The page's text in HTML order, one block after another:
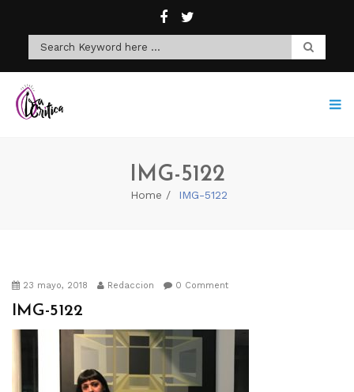
IMG-5122
Home IMG-5122
23 mayo, 2018 Redaccion 0 Comment
IMG-5122